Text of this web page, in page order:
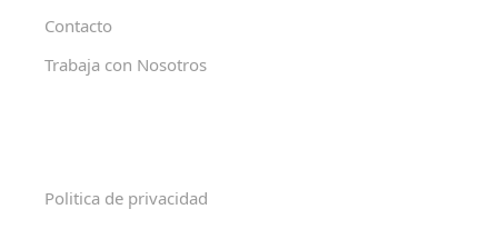
Contacto
Trabaja con Nosotros
Politica de privacidad